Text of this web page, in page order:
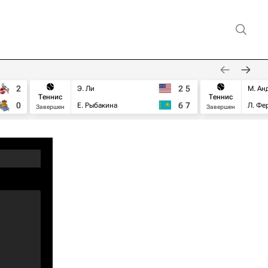
2
0
Теннис
Завершен
Э. Ли
Е. Рыбакина
2 5
6 7
Теннис
Завершен
М.
Л.